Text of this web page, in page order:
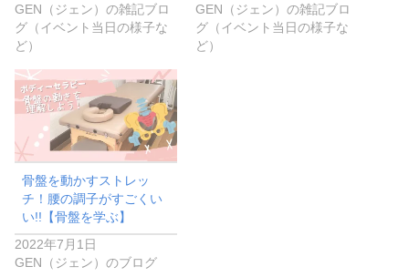
GEN（ジェン）の雑記ブロ
グ（イベント当日の様子な
ど）
GEN（ジェン）の雑記ブロ
グ（イベント当日の様子な
ど）
骨盤を動かすストレッ
チ！腰の調子がすごくい
い!!【骨盤を学ぶ】
2022年7月1日
GEN（ジェン）のブログ